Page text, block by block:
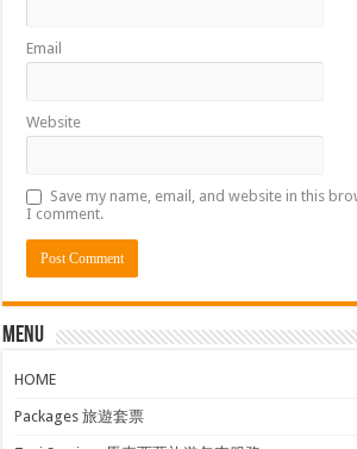
Email
Website
Save my name, email, and website in this
I comment.
Menu
HOME
Packages 旅遊套票